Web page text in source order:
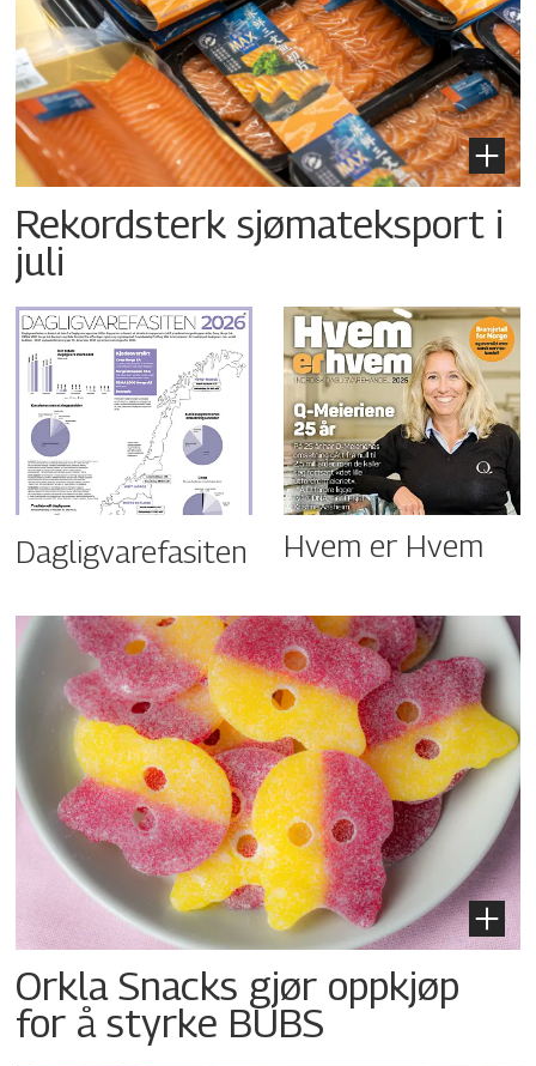
Rekordsterk sjømateksport i
juli
Dagligvarefasiten Hvem er Hvem
Orkla Snacks gjør oppkjøp
for å styrke BUBS